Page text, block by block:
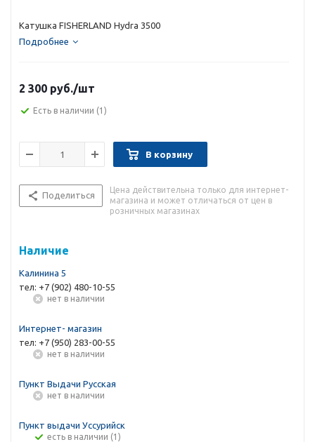
Катушка FISHERLAND Hydra 3500
Подробнее
2 300 руб./шт
Есть в наличии (1)
В корзину
Поделиться
Цена действительна только для интернет-
магазина и может отличаться от цен в
розничных магазинах
Наличие
Калинина 5
тел: +7 (902) 480-10-55
Нет в наличии
Интернет- магазин
тел: +7 (950) 283-00-55
Нет в наличии
Пункт Выдачи Русская
Нет в наличии
Пункт выдачи Уссурийск
Есть в наличии (1)